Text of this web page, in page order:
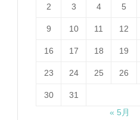
2 3 4 5
9 10 11 12
16 17 18 19
23 24 25 26
30
31
« 5月